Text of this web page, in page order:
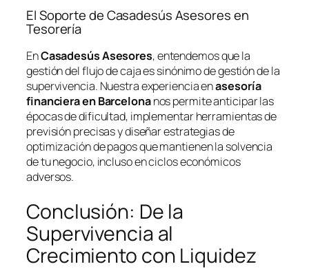
El Soporte de Casadesús Asesores en
Tesorería
EnCasadesús Asesores, entendemos que la
gestión del flujo de caja es sinónimo de gestión de la
supervivencia. Nuestra experiencia enasesoría
financiera en Barcelonanos permite anticipar las
épocas de dificultad, implementar herramientas de
previsión precisas y diseñar estrategias de
optimización de pagos que mantienen la solvencia
de tu negocio, incluso en ciclos económicos
adversos.
Conclusión: De la
Supervivencia al
Crecimiento con Liquidez